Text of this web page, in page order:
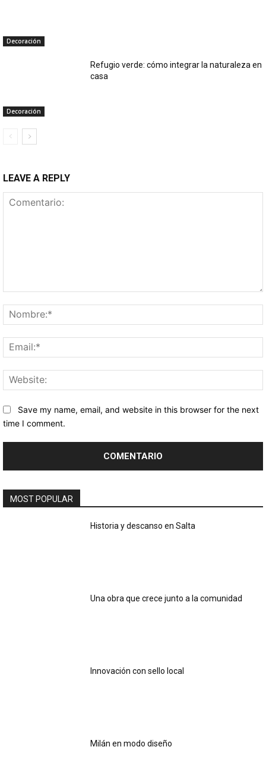
Decoración
Decoración
Refugio verde: cómo integrar la naturaleza en
casa
LEAVE A REPLY
Save my name, email, and website in this browser for the next
time I comment.
MOST POPULAR
Historia y descanso en Salta
Una obra que crece junto a la comunidad
Innovación con sello local
Milán en modo diseño